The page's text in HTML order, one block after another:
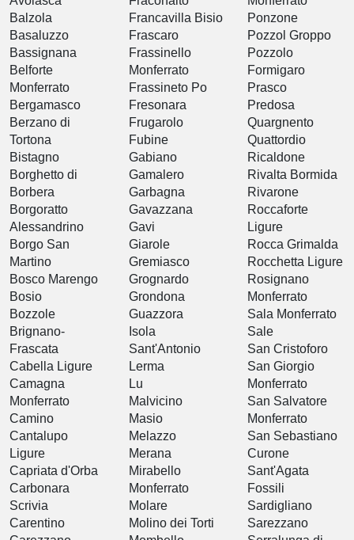
Balzola
Basaluzzo
Bassignana
Belforte
Monferrato
Bergamasco
Berzano di
Tortona
Bistagno
Borghetto di
Borbera
Borgoratto
Alessandrino
Borgo San
Martino
Bosco Marengo
Bosio
Bozzole
Brignano-
Frascata
Cabella Ligure
Camagna
Monferrato
Camino
Cantalupo
Ligure
Capriata d'Orba
Carbonara
Scrivia
Carentino
Francavilla Bisio
Frascaro
Frassinello
Monferrato
Frassineto Po
Fresonara
Frugarolo
Fubine
Gabiano
Gamalero
Garbagna
Gavazzana
Gavi
Giarole
Gremiasco
Grognardo
Grondona
Guazzora
Isola
Sant'Antonio
Lerma
Lu
Malvicino
Masio
Melazzo
Merana
Mirabello
Monferrato
Molare
Molino dei Torti
Ponzone
Pozzol Groppo
Pozzolo
Formigaro
Prasco
Predosa
Quargnento
Quattordio
Ricaldone
Rivalta Bormida
Rivarone
Roccaforte
Ligure
Rocca Grimalda
Rocchetta Ligure
Rosignano
Monferrato
Sala Monferrato
Sale
San Cristoforo
San Giorgio
Monferrato
San Salvatore
Monferrato
San Sebastiano
Curone
Sant'Agata
Fossili
Sardigliano
Sarezzano